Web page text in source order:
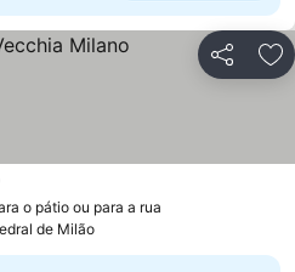
Partilhar
o pátio ou para a rua
de Milão